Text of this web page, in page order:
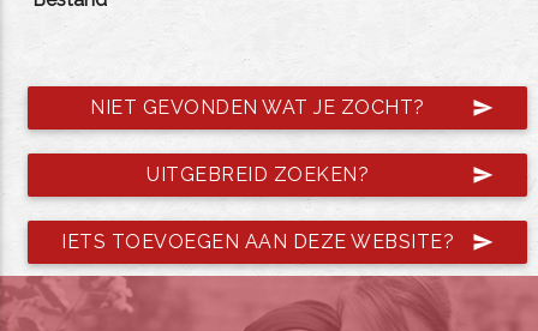
NIET GEVONDEN WAT JE ZOCHT? send
UITGEBREID ZOEKEN? send
IETS TOEVOEGEN AAN DEZE WEBSITE? send